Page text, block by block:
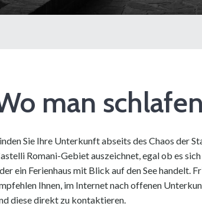
man
Sie Ihre Unterkunft abseits des Chaos der
Romani-Gebiet auszeichnet, egal ob es
ein Ferienhaus mit Blick auf den See handelt.
Ihnen, im Internet nach offenen
diese direkt zu kontaktieren.